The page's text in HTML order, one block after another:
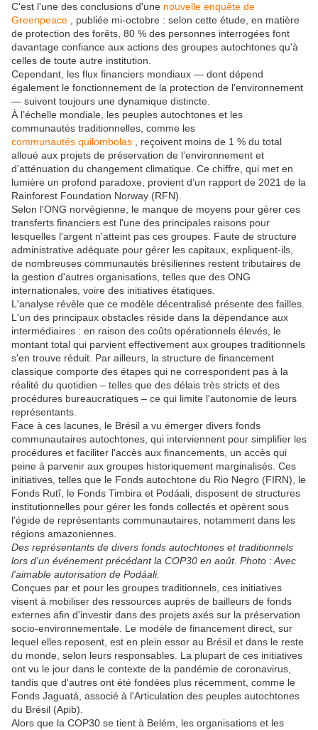
C'est l'une des conclusions d'une nouvelle enquête de
Greenpeace , publiée mi-octobre : selon cette étude, en matière
de protection des forêts, 80 % des personnes interrogées font
davantage confiance aux actions des groupes autochtones qu'à
celles de toute autre institution.
Cependant, les flux financiers mondiaux — dont dépend
également le fonctionnement de la protection de l'environnement
— suivent toujours une dynamique distincte.
À l’échelle mondiale, les peuples autochtones et les
communautés traditionnelles, comme les
communautés quilombolas
, reçoivent moins de 1 % du total
alloué aux projets de préservation de l’environnement et
d’atténuation du changement climatique. Ce chiffre, qui met en
lumière un profond paradoxe, provient d’un rapport de 2021 de la
Rainforest Foundation Norway (RFN).
Selon l'ONG norvégienne, le manque de moyens pour gérer ces
transferts financiers est l'une des principales raisons pour
lesquelles l'argent n'atteint pas ces groupes. Faute de structure
administrative adéquate pour gérer les capitaux, expliquent-ils,
de nombreuses communautés brésiliennes restent tributaires de
la gestion d'autres organisations, telles que des ONG
internationales, voire des initiatives étatiques.
L'analyse révèle que ce modèle décentralisé présente des failles.
L'un des principaux obstacles réside dans la dépendance aux
intermédiaires : en raison des coûts opérationnels élevés, le
montant total qui parvient effectivement aux groupes traditionnels
s'en trouve réduit. Par ailleurs, la structure de financement
classique comporte des étapes qui ne correspondent pas à la
réalité du quotidien – telles que des délais très stricts et des
procédures bureaucratiques – ce qui limite l'autonomie de leurs
représentants.
Face à ces lacunes, le Brésil a vu émerger divers fonds
communautaires autochtones, qui interviennent pour simplifier les
procédures et faciliter l'accès aux financements, un accès qui
peine à parvenir aux groupes historiquement marginalisés. Ces
initiatives, telles que le Fonds autochtone du Rio Negro (FIRN), le
Fonds Rutî, le Fonds Timbira et Podáali, disposent de structures
institutionnelles pour gérer les fonds collectés et opèrent sous
l'égide de représentants communautaires, notamment dans les
régions amazoniennes.
Des représentants de divers fonds autochtones et traditionnels
lors d'un événement précédant la COP30 en août. Photo : Avec
l'aimable autorisation de Podáali.
Conçues par et pour les groupes traditionnels, ces initiatives
visent à mobiliser des ressources auprès de bailleurs de fonds
externes afin d'investir dans des projets axés sur la préservation
socio-environnementale. Le modèle de financement direct, sur
lequel elles reposent, est en plein essor au Brésil et dans le reste
du monde, selon leurs responsables. La plupart de ces initiatives
ont vu le jour dans le contexte de la pandémie de coronavirus,
tandis que d'autres ont été fondées plus récemment, comme le
Fonds Jaguatá, associé à l'Articulation des peuples autochtones
du Brésil (Apib).
Alors que la COP30 se tient à Belém, les organisations et les